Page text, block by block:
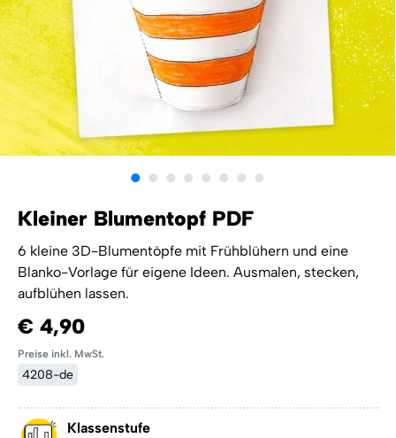
Kleiner Blumentopf PDF
6 kleine 3D-Blumentöpfe mit Frühblühern und eine
Blanko-Vorlage für eigene Ideen. Ausmalen, stecken,
aufblühen lassen.
€ 4,90
Preise inkl. MwSt.
4208-de
Klassenstufe